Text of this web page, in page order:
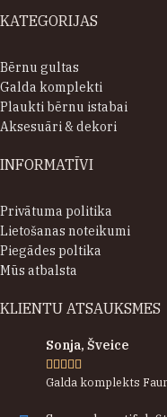
KATEGORIJAS
Bērnu gultas
Galda komplekti
Plaukti bērnu istabai
Aksesuāri & dekori
INFORMATĪVI
Privātuma politika
Lietošanas noteikumi
Piegādes poltika
Mūs atbalsta
KLIENTU ATSAUKSMES
Sonja, Šveice
    
Galda komplekts